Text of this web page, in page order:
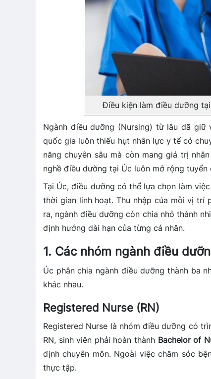
Điều kiện làm điều dưỡng
Ngành điều dưỡng (Nursing) từ lâu đã
quốc gia luôn thiếu hụt nhân lực y tế có
năng chuyên sâu mà còn mang giá trị
nghề điều dưỡng tại Úc luôn mở rộng
Tại Úc, điều dưỡng có thể lựa chọn làm
thời gian linh hoạt. Thu nhập của mỗi vị trí
ra, ngành điều dưỡng còn chia nhỏ thành
định hướng dài hạn của từng cá nhân.
1. Các nhóm ngành điều
Úc phân chia ngành điều dưỡng thành ba
khác nhau.
Registered Nurse (RN)
Registered Nurse là nhóm điều dưỡng có
RN, sinh viên phải hoàn thành Bachelor of
định chuyên môn. Ngoài việc chăm sóc
thực tập.